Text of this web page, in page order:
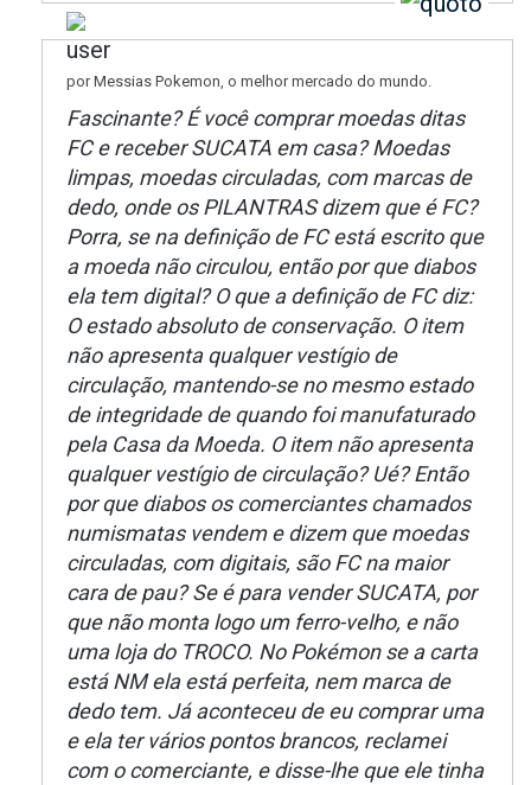
por Messias Pokemon, o melhor mercado do mundo.
Fascinante? É você comprar moedas ditas
FC e receber SUCATA em casa? Moedas
limpas, moedas circuladas, com marcas de
dedo, onde os PILANTRAS dizem que é FC?
Porra, se na definição de FC está escrito que
a moeda não circulou, então por que diabos
ela tem digital? O que a definição de FC diz:
O estado absoluto de conservação. O item
não apresenta qualquer vestígio de
circulação, mantendo-se no mesmo estado
de integridade de quando foi manufaturado
pela Casa da Moeda. O item não apresenta
qualquer vestígio de circulação? Ué? Então
por que diabos os comerciantes chamados
numismatas vendem e dizem que moedas
circuladas, com digitais, são FC na maior
cara de pau? Se é para vender SUCATA, por
que não monta logo um ferro-velho, e não
uma loja do TROCO. No Pokémon se a carta
está NM ela está perfeita, nem marca de
dedo tem. Já aconteceu de eu comprar uma
e ela ter vários pontos brancos, reclamei
com o comerciante, e disse-lhe que ele tinha